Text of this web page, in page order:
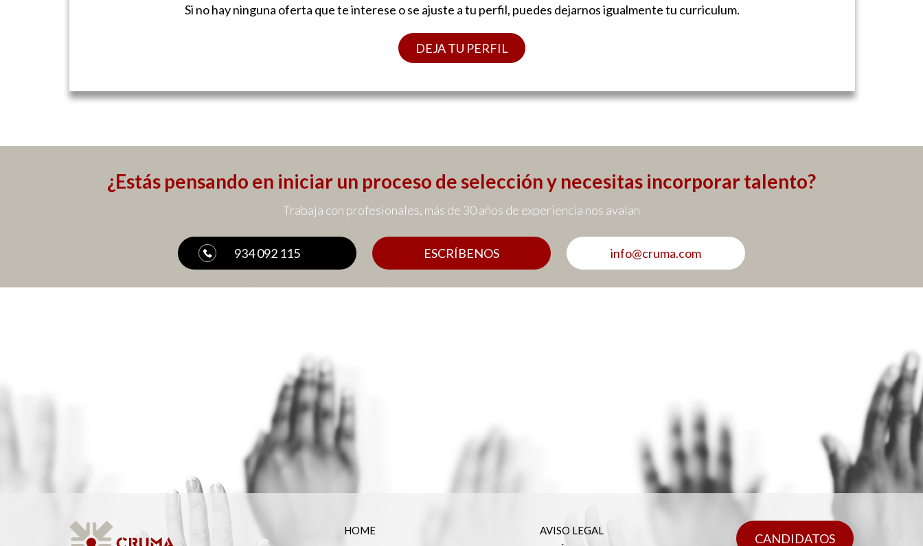
Si no hay ninguna oferta que te interese o se ajuste a tu perfil, puedes dejarnos igualmente tu curriculum.
DEJA TU PERFIL
¿Estás pensando en iniciar un proceso de selección y necesitas incorporar talento?
Trabaja con profesionales, más de 30 años de experiencia nos avalan
934 092 115 ESCRÍBENOS info@cruma.com
HOME
AVISO LEGAL
CANDIDATOS